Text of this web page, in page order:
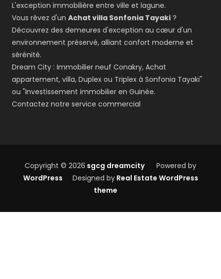
L'exception immobilière entre ville et lagune.
Vous rêvez d'un Achat villa Sonfonia Tayaki ?
Découvrez des demeures d'exception au cœur d'un
environnement préservé, alliant confort moderne et
sérénité.
Dream City : Immobilier neuf Conakry, Achat
appartement, villa, Duplex ou Triplex à Sonfonia Tayaki"
ou "Investissement immobilier en Guinée.
Contactez notre service commercial
Copyright © 2026 sgcg dreamcity
Powered by
WordPress
Designed byReal Estate WordPress
theme